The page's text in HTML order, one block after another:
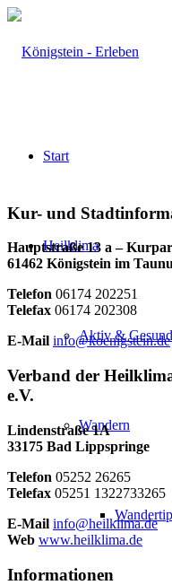
Start
Heilklima
Aktiv & Gesund
Wandern
Kur- und
Hauptstraße 13 a –
61462 Königstein im
Telefon 06174 202251
Telefax 06174 202308
E-Mail info@koenigstein.de
Verband der
e.V.
Lindenstraße 1A
33175 Bad Lippspringe
Telefon 05252 26265
Telefax 05251 1322733265
E-Mail info@heilklima.de
Web www.heilklima.de
Informationen